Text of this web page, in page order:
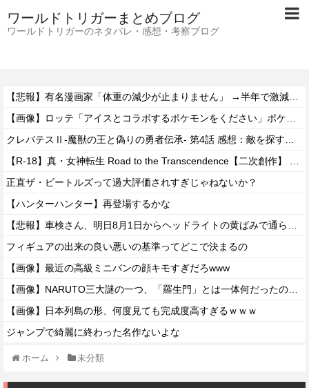
ワールドトリガーまとめブログ
ワールドトリガーのネタバレ・感想・考察ブログ
正直ザ・ビートルズって過大評価されすぎじゃねないか？
【ハンターハンター】再登場するかな
フィギュアの出来の良い悪いの基準ってどこで決まるの
【画像】最近の高級ミニバンの顔キモすぎだろwww
【画像】日本列島の形、何度見ても完成度高すぎるｗｗｗ
ジャンプで綺麗に終わった名作ないよな
ホーム 未分類